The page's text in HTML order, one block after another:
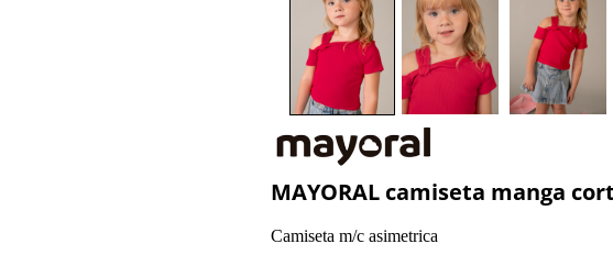
MAYORAL camiseta manga
Camiseta m/c asimetrica